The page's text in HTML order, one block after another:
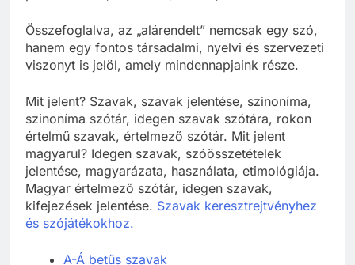
Összefoglalva, az „alárendelt” nemcsak egy szó,
hanem egy fontos társadalmi, nyelvi és szervezeti
Mit jelent? Szavak, szavak jelentése, szinoníma,
szinoníma szótár, idegen szavak szótára, rokon
értelmű szavak, értelmező szótár. Mit jelent
magyarul? Idegen szavak, szóösszetételek
jelentése, magyarázata, használata, etimológiája.
Magyar értelmező szótár, idegen szavak,
kifejezések jelentése.